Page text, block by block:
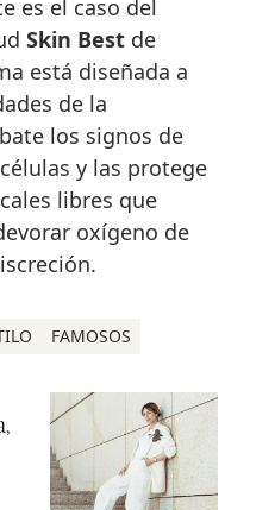
es el caso del
Skin Best de
está diseñada a
de la
los signos de
y las protege
libres que
oxígeno de
FAMOSOS